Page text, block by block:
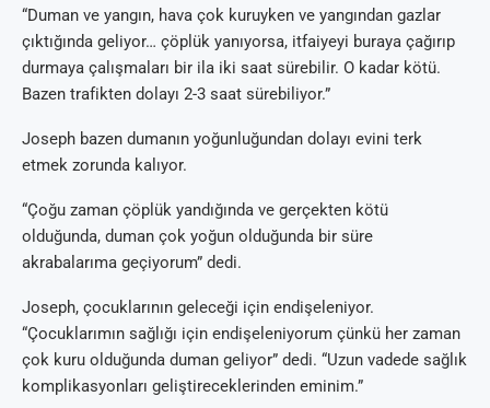
“Duman ve yangın, hava çok kuruyken ve yangından gazlar
çıktığında geliyor… çöplük yanıyorsa, itfaiyeyi buraya çağırıp
durmaya çalışmaları bir ila iki saat sürebilir. O kadar kötü.
Bazen trafikten dolayı 2-3 saat sürebiliyor.”
Joseph bazen dumanın yoğunluğundan dolayı evini terk
etmek zorunda kalıyor.
“Çoğu zaman çöplük yandığında ve gerçekten kötü
olduğunda, duman çok yoğun olduğunda bir süre
akrabalarıma geçiyorum” dedi.
Joseph, çocuklarının geleceği için endişeleniyor.
“Çocuklarımın sağlığı için endişeleniyorum çünkü her zaman
çok kuru olduğunda duman geliyor” dedi. “Uzun vadede sağlık
komplikasyonları geliştireceklerinden eminim.”